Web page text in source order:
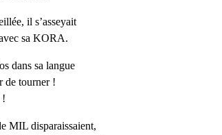
il s’asseyait
sa KORA.
dans sa langue
de tourner !
!
MIL disparaissaient,